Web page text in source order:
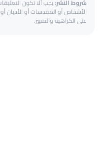
شروط النشر:يجب ألا تكون
الأشخاص أو المقدسات أو الأديان
على الكراهية والتمييز.